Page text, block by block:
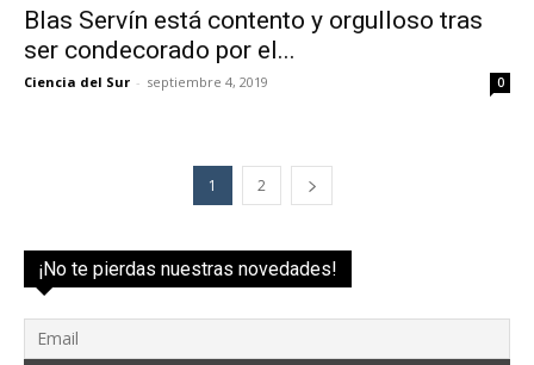
Blas Servín está contento y orgulloso tras
ser condecorado por el...
Ciencia del Sur - septiembre 4, 2019 0
1 2
¡No te pierdas nuestras novedades!